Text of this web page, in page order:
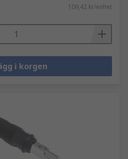
109,42 kr/enhet
i korgen